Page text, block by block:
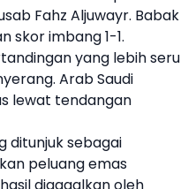
Fahz Aljuwayr. Babak
skor imbang 1-1.
yang lebih seru
Arab Saudi
lewat tendangan
ditunjuk sebagai
peluang emas